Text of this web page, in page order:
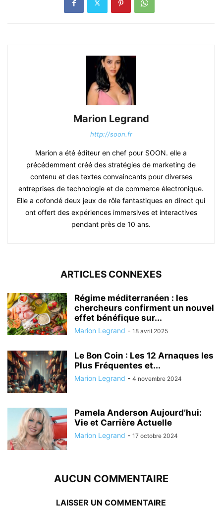
Marion Legrand
http://soon.fr
Marion a été éditeur en chef pour SOON. elle a
précédemment créé des stratégies de marketing de
contenu et des textes convaincants pour diverses
entreprises de technologie et de commerce électronique.
Elle a cofondé deux jeux de rôle fantastiques en direct qui
ont offert des expériences immersives et interactives
pendant près de 10 ans.
ARTICLES CONNEXES
Régime méditerranéen : les
chercheurs confirment un nouvel
effet bénéfique sur...
Marion Legrand - 18 avril 2025
Le Bon Coin : Les 12 Arnaques les
Plus Fréquentes et...
Marion Legrand - 4 novembre 2024
Pamela Anderson Aujourd’hui:
Vie et Carrière Actuelle
Marion Legrand - 17 octobre 2024
AUCUN COMMENTAIRE
LAISSER UN COMMENTAIRE